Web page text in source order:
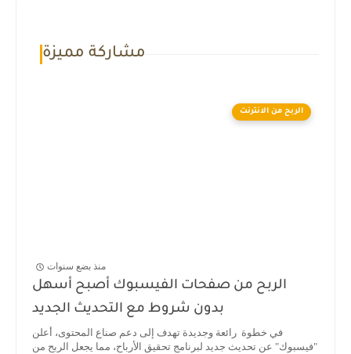
مشاركة مميزة
الربح من الانترنت
منذ بضع سنوات
الربح من صفحات الفيسبوك أصبح أسهل
بدون شروط مع التحديث الجديد
في خطوة رائعة وجديدة تهدف إلى دعم صناع المحتوى، أعلن
"فيسبوك" عن تحديث جديد لبرنامج تحقيق الأرباح، مما يجعل الربح من